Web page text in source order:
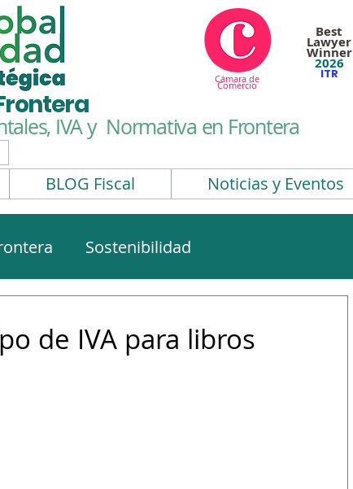
IVA y Normativa en Frontera
Best
Lawyer
Winner
2026
ITR
Cámara de
Comercio
BLOG Fiscal Noticias y Eventos
Sostenibilidad
de IVA para libros